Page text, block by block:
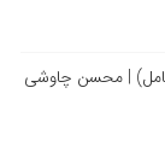
کامل) | محسن چاوشی